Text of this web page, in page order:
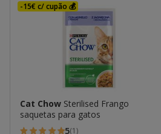
-15€ c/ cupão 💰
Cat Chow Sterilised Frango
saquetas para gatos
5(1)